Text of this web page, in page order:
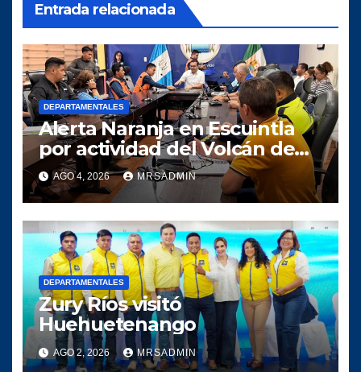
Entrada relacionada
DEPARTAMENTALES
Alerta Naranja en Escuintla
por actividad del Volcán de
Fuego
AGO 4, 2026 MRSADMIN
DEPARTAMENTALES
Zury Ríos visitó
Huehuetenango
AGO 2, 2026 MRSADMIN